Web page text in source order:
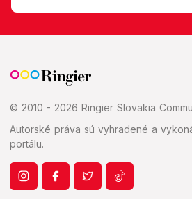
© 2010 - 2026 Ringier Slovakia
Autorské práva sú vyhradené a
portálu.